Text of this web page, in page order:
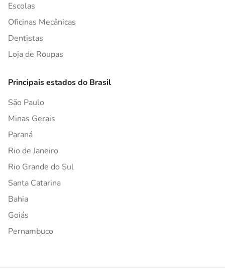
Escolas
Oficinas Mecânicas
Dentistas
Loja de Roupas
Principais estados do Brasil
São Paulo
Minas Gerais
Paraná
Rio de Janeiro
Rio Grande do Sul
Santa Catarina
Bahia
Goiás
Pernambuco